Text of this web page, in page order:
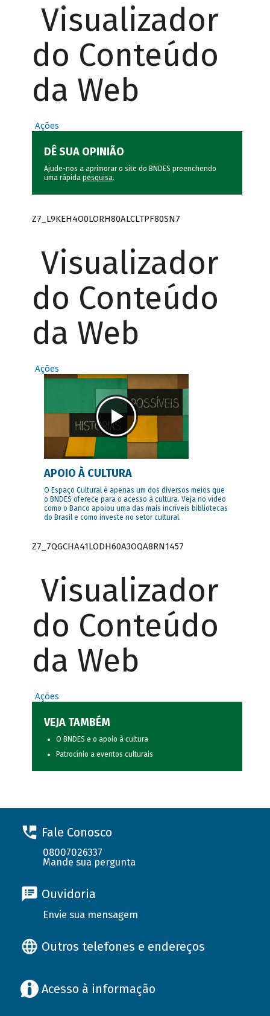
Visualizador
do Conteúdo
da Web
Ações
DÊ SUA OPINIÃO
Ajude-nos a aprimorar o site do BNDES preenchendo
uma rápida pesquisa.
Z7_L9KEH4O0LORH80ALCLTPF80SN7
Visualizador
do Conteúdo
da Web
Ações
APOIO À CULTURA
O Espaço Cultural é apenas um dos diversos meios que
o BNDES oferece para o acesso à cultura. Veja no vídeo
como o Banco apoiou uma das mais incríveis bibliotecas
do Brasil e como investe no setor cultural.
Z7_7QGCHA41LODH60A3OQA8RN1457
Visualizador
do Conteúdo
da Web
Ações
VEJA TAMBÉM
O BNDES e o apoio à cultura
Patrocínio a eventos culturais
Fale Conosco
08007026337
Mande sua pergunta
Ouvidoria
Envie sua mensagem
Outros telefones e endereços
Acesso à informação